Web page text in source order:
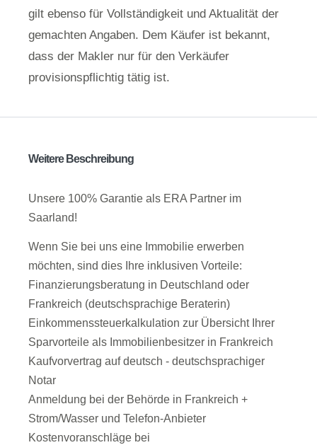
gilt ebenso für Vollständigkeit und Aktualität der
gemachten Angaben. Dem Käufer ist bekannt,
dass der Makler nur für den Verkäufer
provisionspflichtig tätig ist.
Weitere Beschreibung
Unsere 100% Garantie als ERA Partner im
Saarland!
Wenn Sie bei uns eine Immobilie erwerben
möchten, sind dies Ihre inklusiven Vorteile:
Finanzierungsberatung in Deutschland oder
Frankreich (deutschsprachige Beraterin)
Einkommenssteuerkalkulation zur Übersicht Ihrer
Sparvorteile als Immobilienbesitzer in Frankreich
Kaufvorvertrag auf deutsch - deutschsprachiger
Notar
Anmeldung bei der Behörde in Frankreich +
Strom/Wasser und Telefon-Anbieter
Kostenvoranschläge bei